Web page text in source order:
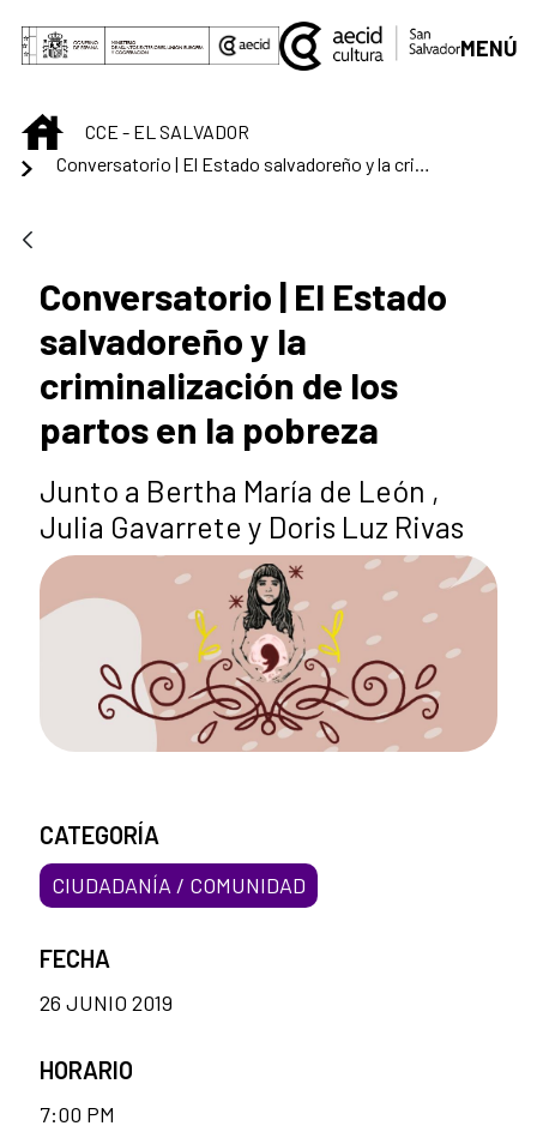
Saltar al contenido principal
MENÚ
INICIOCCE - EL SALVADOR
Conversatorio | El Estado
salvadoreño y la
criminalización de los
partos en la pobreza
Junto a Bertha María de León ,
Julia Gavarrete y Doris Luz Rivas
CATEGORÍA
CIUDADANÍA / COMUNIDAD
FECHA
26 JUNIO 2019
HORARIO
7:00 PM